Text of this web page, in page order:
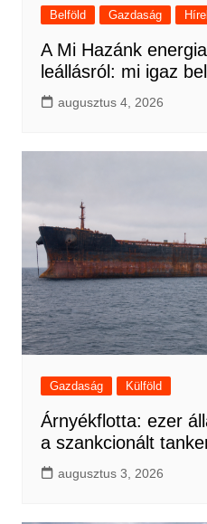
Belföld Gazdaság
A Mi Hazánk
leállásról: mi igaz
augusztus 4, 2026
Gazdaság Külföld
Árnyékflotta: ezer
a szankcionált
augusztus 3, 2026